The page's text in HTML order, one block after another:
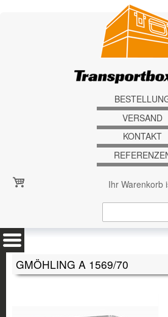
VERSAND
KONTAKT
Ihr Warenkorb
GMÖHLING A 1569/70